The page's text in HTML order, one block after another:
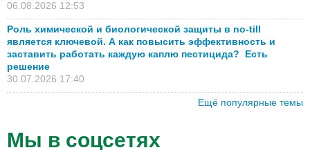
06.08.2026 12:53
Роль химической и биологической защиты в no-till
является ключевой. А как повысить эффективность и
заставить работать каждую каплю пестицида? Есть
решение
30.07.2026 17:40
Ещё популярные темы
Мы в соцсетях